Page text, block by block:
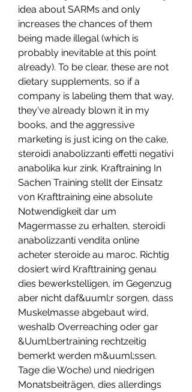
idea about SARMs and only
increases the chances of them
being made illegal (which is
probably inevitable at this point
already). To be clear, these are not
dietary supplements, so if a
company is labeling them that way,
they've already blown it in my
books, and the aggressive
marketing is just icing on the cake,
steroidi anabolizzanti effetti negativi
anabolika kur zink. Kraftraining In
Sachen Training stellt der Einsatz
von Krafttraining eine absolute
Notwendigkeit dar um
Magermasse zu erhalten, steroidi
anabolizzanti vendita online
acheter steroide au maroc. Richtig
dosiert wird Krafttraining genau
dies bewerkstelligen, im Gegenzug
aber nicht daf&uuml;r sorgen, dass
Muskelmasse abgebaut wird,
weshalb Overreaching oder gar
&Uuml;bertraining rechtzeitig
bemerkt werden m&uuml;ssen.
Tage die Woche) und niedrigen
Monatsbeiträgen, dies allerdings